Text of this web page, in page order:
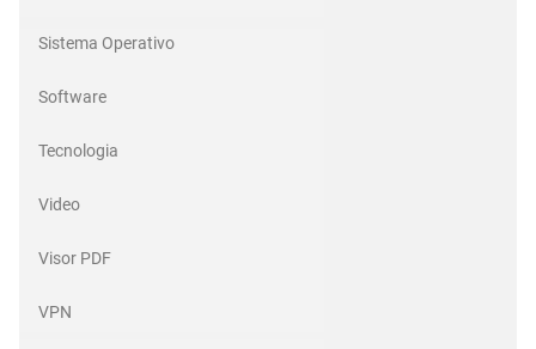
Sistema Operativo
Software
Tecnologia
Video
Visor PDF
VPN